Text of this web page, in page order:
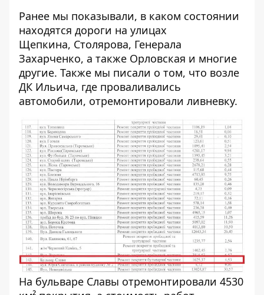
Ранее мы показывали, в каком состоянии
находятся дороги на улицах
Щепкина, Столярова, Генерала
Захарченко, а также Орловская и многие
другие. Также мы писали о том, что возле
ДК Ильича, где проваливались
автомобили, отремонтировали ливневку.
На бульваре Славы отремонтировали 4530